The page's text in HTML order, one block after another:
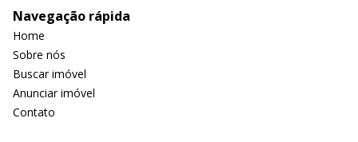
Navegação rápida
Home
Sobre nós
Buscar imóvel
Anunciar imóvel
Contato